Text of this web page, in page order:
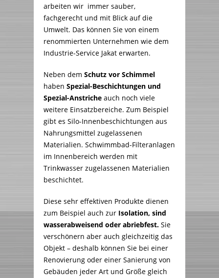
arbeiten wir immer sauber,
fachgerecht und mit Blick auf die
Umwelt. Das können Sie von einem
renommierten Unternehmen wie dem
Industrie-Service Jakat erwarten.
Neben dem Schutz vor Schimmel
haben Spezial-Beschichtungen und
Spezial-Anstriche auch noch viele
weitere Einsatzbereiche. Zum Beispiel
gibt es Silo-Innenbeschichtungen aus
Nahrungsmittel zugelassenen
Materialien. Schwimmbad-Filteranlagen
im Innenbereich werden mit
Trinkwasser zugelassenen Materialien
beschichtet.
Diese sehr effektiven Produkte dienen
zum Beispiel auch zur Isolation, sind
wasserabweisend oder abriebfest. Sie
verschönern aber auch gleichzeitig das
Objekt – deshalb können Sie bei einer
Renovierung oder einer Sanierung von
Gebäuden jeder Art und Größe gleich